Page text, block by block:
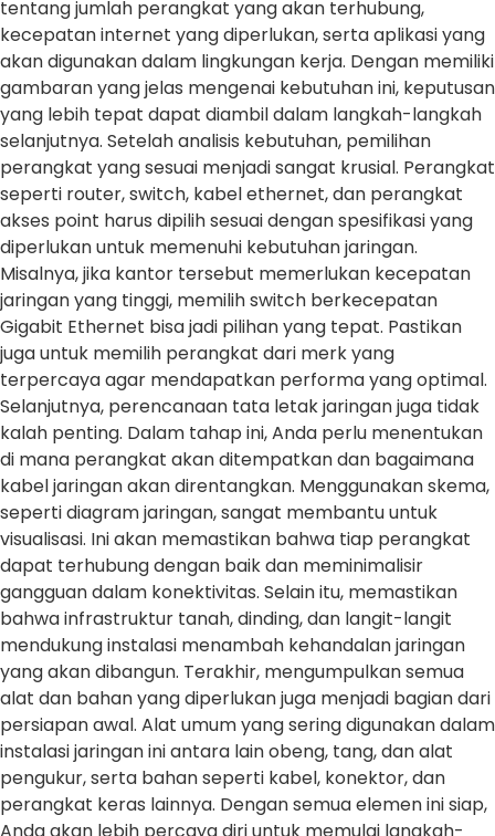
tentang jumlah perangkat yang akan terhubung,
kecepatan internet yang diperlukan, serta aplikasi yang
akan digunakan dalam lingkungan kerja. Dengan memiliki
gambaran yang jelas mengenai kebutuhan ini, keputusan
yang lebih tepat dapat diambil dalam langkah-langkah
selanjutnya. Setelah analisis kebutuhan, pemilihan
perangkat yang sesuai menjadi sangat krusial. Perangkat
seperti router, switch, kabel ethernet, dan perangkat
akses point harus dipilih sesuai dengan spesifikasi yang
diperlukan untuk memenuhi kebutuhan jaringan.
Misalnya, jika kantor tersebut memerlukan kecepatan
jaringan yang tinggi, memilih switch berkecepatan
Gigabit Ethernet bisa jadi pilihan yang tepat. Pastikan
juga untuk memilih perangkat dari merk yang
terpercaya agar mendapatkan performa yang optimal.
Selanjutnya, perencanaan tata letak jaringan juga tidak
kalah penting. Dalam tahap ini, Anda perlu menentukan
di mana perangkat akan ditempatkan dan bagaimana
kabel jaringan akan direntangkan. Menggunakan skema,
seperti diagram jaringan, sangat membantu untuk
visualisasi. Ini akan memastikan bahwa tiap perangkat
dapat terhubung dengan baik dan meminimalisir
gangguan dalam konektivitas. Selain itu, memastikan
bahwa infrastruktur tanah, dinding, dan langit-langit
mendukung instalasi menambah kehandalan jaringan
yang akan dibangun. Terakhir, mengumpulkan semua
alat dan bahan yang diperlukan juga menjadi bagian dari
persiapan awal. Alat umum yang sering digunakan dalam
instalasi jaringan ini antara lain obeng, tang, dan alat
pengukur, serta bahan seperti kabel, konektor, dan
perangkat keras lainnya. Dengan semua elemen ini siap,
Anda akan lebih percaya diri untuk memulai langkah-